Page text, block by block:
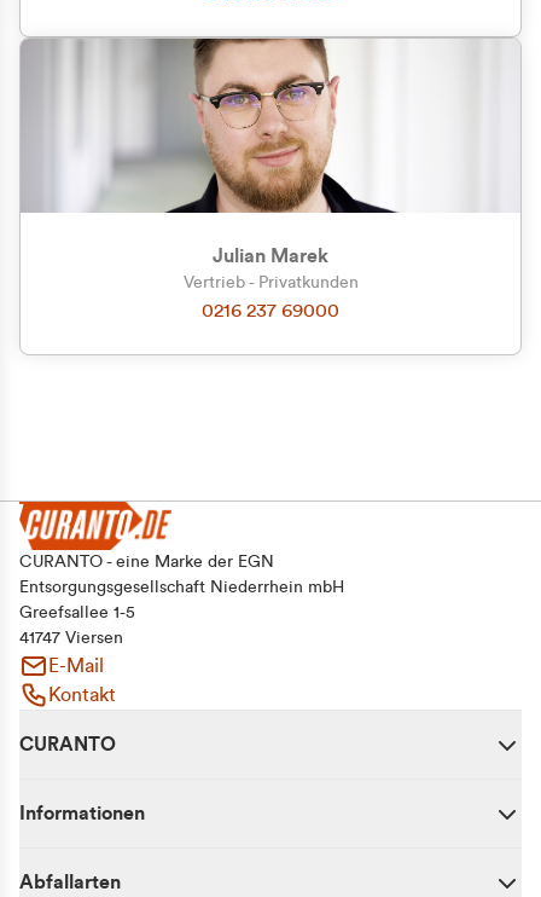
gehören Sie?
Privatkunde (inkl. MwSt.)
Geschäftskunde (exkl. MwSt.)
Julian Marek
Vertrieb - Privatkunden
0216 237 69000
CURANTO - eine Marke der EGN
Entsorgungsgesellschaft Niederrhein mbH
Greefsallee 1-5
41747 Viersen
E-Mail
Kontakt
CURANTO
Informationen
Abfallarten